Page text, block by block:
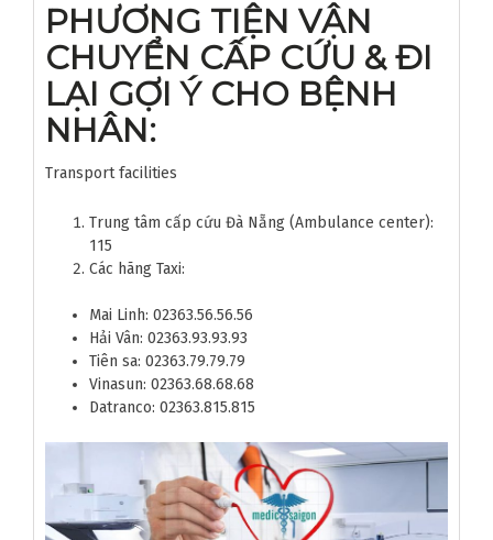
PHƯƠNG TIỆN VẬN
CHUYỂN CẤP CỨU & ĐI
LẠI GỢI Ý CHO BỆNH
NHÂN:
Transport facilities
Trung tâm cấp cứu Đà Nẵng (Ambulance center):
115
Các hãng Taxi:
Mai Linh: 02363.56.56.56
Hải Vân: 02363.93.93.93
Tiên sa: 02363.79.79.79
Vinasun: 02363.68.68.68
Datranco: 02363.815.815